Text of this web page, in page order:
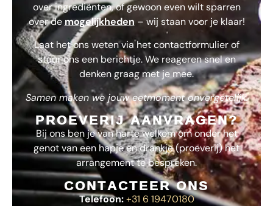
over ingrediënten, of gewoon even wilt sparren
over demogelijkheden – wij staan voor je klaar!
Laat het ons weten via het contactformulier of
stuur ons een berichtje. We reageren snel en
denken graag met je mee.
Samen maken we jouw eetmoment onvergetelijk.
PROEVERIJ AANVRAGEN?
Bij ons ben je van harte welkom om onder het
genot van een hapje en drankje (proeverij) het
arrangement te bespreken.
CONTACTEER ONS
Telefoon: +31 6 19470180